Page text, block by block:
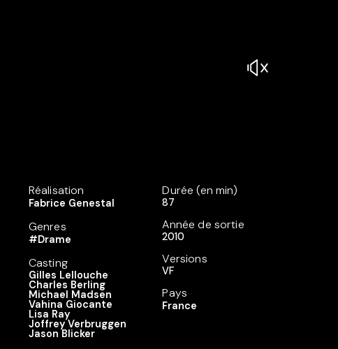
Réalisation
Fabrice Genestal
Genres
#Drame
Casting
Gilles Lellouche
Charles Berling
Michael Madsen
Vahina Giocante
Lisa Ray
Joffrey Verbruggen
Jason Blicker
Durée (en min)
87
Année de sortie
2010
Versions
VF
Pays
France